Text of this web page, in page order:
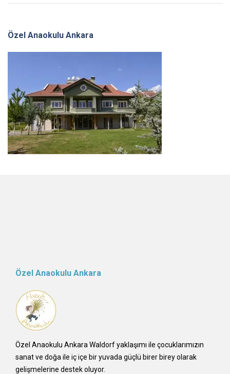
Özel Anaokulu Ankara
Özel Anaokulu Ankara
Özel Anaokulu Ankara Waldorf yaklaşımı ile çocuklarımızın
sanat ve doğa ile iç içe bir yuvada güçlü birer birey olarak
gelişmelerine destek oluyor.